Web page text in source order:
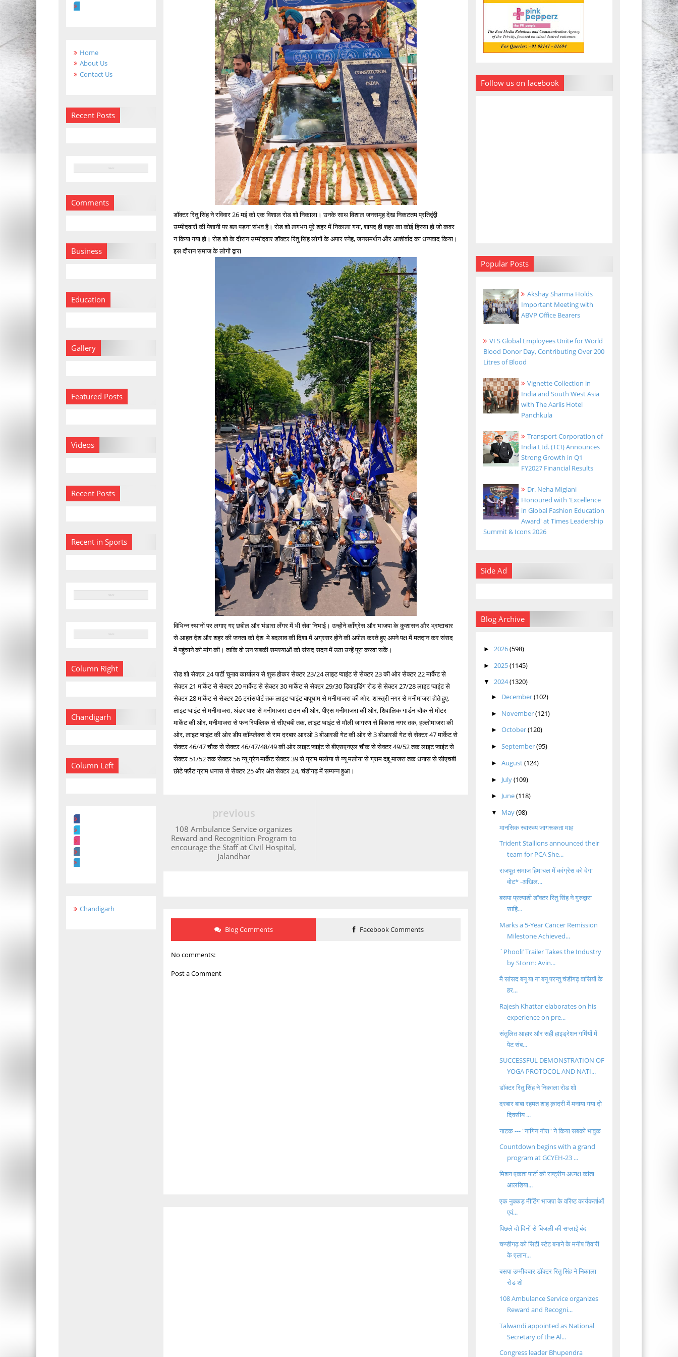
Home
About Us
Contact Us
Recent Posts
Comments
Business
Education
Gallery
Featured Posts
Videos
Recent Posts
Recent in Sports
Column Right
Chandigarh
Column Left
Chandigarh
डॉक्टर रितु सिंह ने रविवार 26 मई को एक विशाल रोड शो निकाला। उनके साथ विशाल जनसमूह देख निकटतम प्रतिद्वंद्वी
उम्मीदवारों की पेशानी पर बल पड़ना संभव है। रोड शो लगभग पूरे शहर में निकाला गया, शायद ही शहर का कोई हिस्सा हो जो कवर
न किया गया हो। रोड शो के दौरान उम्मीदवार डॉक्टर रितु सिंह लोगों के अपार स्नेह, जनसमर्थन और आशीर्वाद का धन्यवाद किया।
इस दौरान समाज के लोगों द्वारा
विभिन्न स्थानों पर लगाए गए छबील और भंडारा लँगर में भी सेवा निभाई। उन्होंने काँग्रेस और भाजपा के कुशासन और भ्रष्टाचार
से आहत देश और शहर की जनता को देश मे बदलाव की दिशा में अग्रसर होने की अपील करते हुए अपने पक्ष में मतदान कर संसद
में पहुंचाने की मांग की। ताकि वो उन सबकी समस्याओं को संसद सदन में उठा उन्हें पूरा करवा सकें।
रोड शो सेक्टर 24 पार्टी चुनाव कार्यालय से शुरू होकर सेक्टर 23/24 लाइट प्वाइंट से सेक्टर 23 की ओर सेक्टर 22 मार्केट से
सेक्टर 21 मार्केट से सेक्टर 20 मार्केट से सेक्टर 30 मार्केट से सेक्टर 29/30 डिवाइडिंग रोड से सेक्टर 27/28 लाइट प्वाइंट से
सेक्टर 28 मार्केट से सेक्टर 26 ट्रांसपोर्ट तक लाइट प्वाइंट बापूधाम से मनीमाजरा की ओर, शास्त्री नगर से मनीमाजरा होते हुए,
लाइट प्वाइंट से मनीमाजरा, अंडर पास से मनीमाजरा टाउन की ओर, पीएस मनीमाजरा की ओर, शिवालिक गार्डन चौक से मोटर
मार्केट की ओर, मनीमाजरा से फन रिपब्लिक से सीएचबी तक, लाइट प्वाइंट से मौली जागरण से विकास नगर तक, हल्लोमाजरा की
ओर, लाइट प्वाइंट की ओर डीप कॉम्प्लेक्स से राम दरबार आरओ 3 बीआरडी गेट की ओर से 3 बीआरडी गेट से सेक्टर 47 मार्केट से
सेक्टर 46/47 चौक से सेक्टर 46/47/48/49 की ओर लाइट प्वाइंट से बीएसएनएल चौक से सेक्टर 49/52 तक लाइट प्वाइंट से
सेक्टर 51/52 तक सेक्टर 56 न्यू ग्रेन मार्केट सेक्टर 39 से ग्राम मलोया से न्यू मलोया से ग्राम दद्दू माजरा तक धनास से सीएचबी
छोटे फ्लैट ग्राम धनास से सेक्टर 25 और अंत सेक्टर 24, चंडीगढ़ में सम्पन्न हुआ।
previous
108 Ambulance Service organizes
Reward and Recognition Program to
encourage the Staff at Civil Hospital,
Jalandhar
Blog Comments Facebook Comments
No comments:
Post a Comment
Follow us on facebook
Popular Posts
Akshay Sharma Holds
Important Meeting with
ABVP Office Bearers
VFS Global Employees Unite for World
Blood Donor Day, Contributing Over 200
Litres of Blood
Vignette Collection in
India and South West Asia
with The Aarlis Hotel
Panchkula
Transport Corporation of
India Ltd. (TCI) Announces
Strong Growth in Q1
FY2027 Financial Results
Dr. Neha Miglani
Honoured with 'Excellence
in Global Fashion Education
Award' at Times Leadership
Summit & Icons 2026
Side Ad
Blog Archive
► 2026(598)
► 2025(1145)
▼ 2024(1320)
► December(102)
► November(121)
►October(120)
►September(95)
►August(124)
► July(109)
► June(118)
▼ May(98)
मानसिक स्वास्थ्य जागरूकता माह
Trident Stallions announced their
team for PCA She...
राजपूत समाज हिमाचल में कांग्रेस को देगा
वोट* -अखिल...
बसपा प्रत्याशी डॉक्टर रितु सिंह ने गुरुद्वारा
साहि...
Marks a 5-Year Cancer Remission
Milestone Achieved...
`Phooli’ Trailer Takes the Industry
by Storm: Avin...
मै सांसद बनू या ना बनू परन्तु चंडीगढ़ वासियों के
हर...
Rajesh Khattar elaborates on his
experience on pre...
संतुलित आहार और सही हाइड्रेशन गर्मियों में
पेट संब...
SUCCESSFUL DEMONSTRATION OF
YOGA PROTOCOL AND NATI...
डॉक्टर रितु सिंह ने निकाला रोड शो
दरबार बाबा रहमत शाह क़ादरी में मनाया गया दो
दिवसीय ...
नाटक --- "नागिन नीरा" ने किया सबको भावुक
Countdown begins with a grand
program at GCYEH-23 ...
मिशन एकता पार्टी की राष्ट्रीय अध्यक्ष कांता
आलडिया...
एक नुक्कड़ मीटिंग भाजपा के वरिष्ट कार्यकर्ताओं
एवं...
पिछले दो दिनों से बिजली की सप्लाई बंद
चण्डीगढ़ को सिटी स्टेट बनाने के मनीष तिवारी
के एलान...
बसपा उम्मीदवार डॉक्टर रितु सिंह ने निकाला
रोड शो
108 Ambulance Service organizes
Reward and Recogni...
Talwandi appointed as National
Secretary of the Al...
Congress leader Bhupendra